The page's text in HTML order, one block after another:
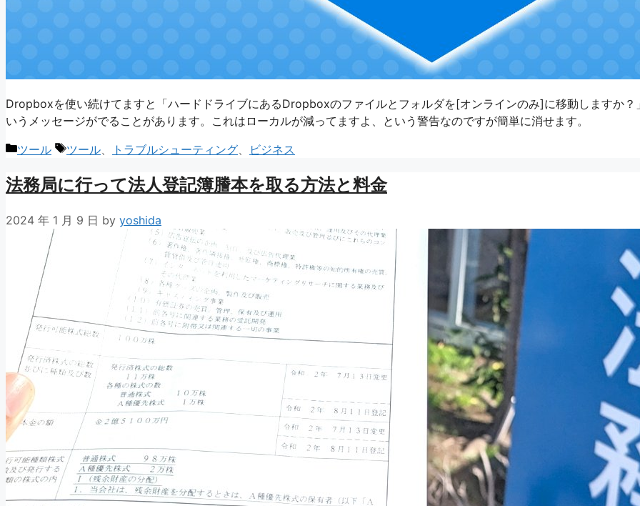
Dropboxを使い続けてますと「ハードドライブにあるDropboxのファイルとフォルダを[オンラインのみ]に移動しますか？
いうメッセージがでることがあります。これはローカルが減ってますよ、という警告なのですが簡単に消せます。
カ
ゴ
ー
ツール
タ
ツール トラブルシューティング ビジネス
法務局に行って法人登記簿謄本を取る方法と料金
2024 年 1 月 9 日 by yoshida